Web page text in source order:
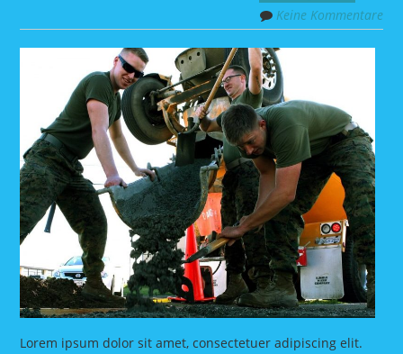
Keine Kommentare
Lorem ipsum dolor sit amet, consectetuer adipiscing elit.